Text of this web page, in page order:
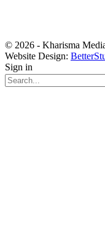
© 2026 - Kharisma
Website Design:
Sign in